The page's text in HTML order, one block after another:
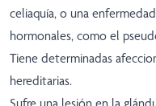
celiaquía, o una
hormonales, como el
Tiene determinadas
hereditarias.